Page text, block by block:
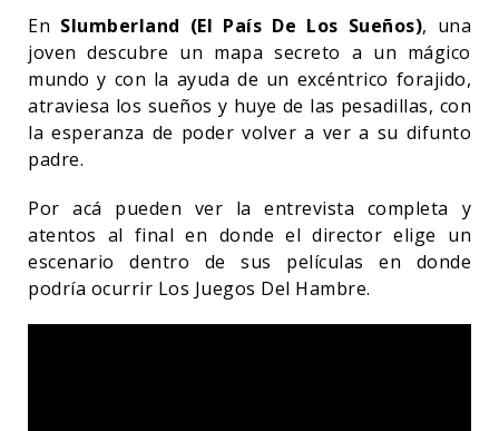
En Slumberland (El País De Los Sueños), una
joven descubre un mapa secreto a un mágico
mundo y con la ayuda de un excéntrico forajido,
atraviesa los sueños y huye de las pesadillas, con
la esperanza de poder volver a ver a su difunto
padre.
Por acá pueden ver la entrevista completa y
atentos al final en donde el director elige un
escenario dentro de sus películas en donde
podría ocurrir Los Juegos Del Hambre.